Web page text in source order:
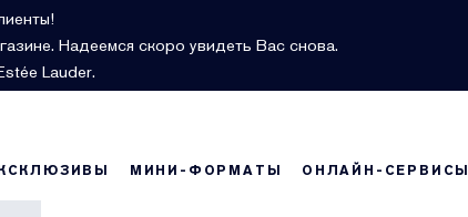
Надеемся скоро увидеть Вас снова.
Lauder.
МИНИ-ФОРМАТЫ ОНЛАЙН-СЕРВИСЫ